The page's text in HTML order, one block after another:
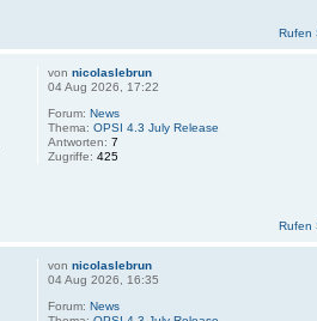
Rufen
vonnicolaslebrun
04 Aug 2026, 17:22
Forum:News
Thema:OPSI 4.3 July Release
Antworten:7
Zugriffe:425
Rufen
vonnicolaslebrun
04 Aug 2026, 16:35
Forum:News